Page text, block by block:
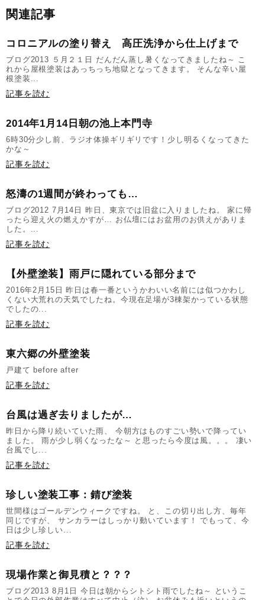
関連記事
コロニアルの塗り替え 高圧洗浄から仕上げまで
ブログ2013 ５月２１日 だんだん蒸し暑くなってきましたね～ こ
れから屋根塗装はあっちっち地獄となってきます。 そんな辛い屋
根塗装...
記事を読む
2014年1月14日朝の池上本門寺
6時30分少し前、ラジオ体操ギリギリです！少し明るくなってきた
かな～
記事を読む
怒濤の1週間が終わっても…
ブログ2012 7月14日 昨日、東京では旧盆に入りましたね。 家に帰
ったら迎え火の燃えかすが… お仏壇にはお盆用のお供えがありま
した。...
記事を読む
【外壁塗装】雨戸に隠れている部分まで
2016年2月15日 昨日は春一番というかわいい名前には似つかわし
くない大荒れの天気でしたね。今現在足場が3棟架かっている状態
でしたの...
記事を読む
東六郷の外壁塗装
戸建て before after
記事を読む
台風は過ぎ去りましたが…
昨日から降り続いていた雨、 今朝方はものすごい勢いで降ってい
ました。 雨が少し弱くなったな～ と思ったら今度は風。。。 凄い
台風でし...
記事を読む
珍しい塗装工事：錆び塗装
世間様はゴールデンウィークですね。 と、この切り出し方、毎年
同じですが、 サンカラーはしっかり動いています！ でもって、今
日は少し珍しい...
記事を読む
現場作業と御見積と？？？
ブログ2013 8月1日 今日は朝からシトシト雨でしたね～ というこ